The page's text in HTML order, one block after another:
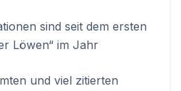
sind seit dem ersten
Löwen“ im Jahr
und viel zitierten